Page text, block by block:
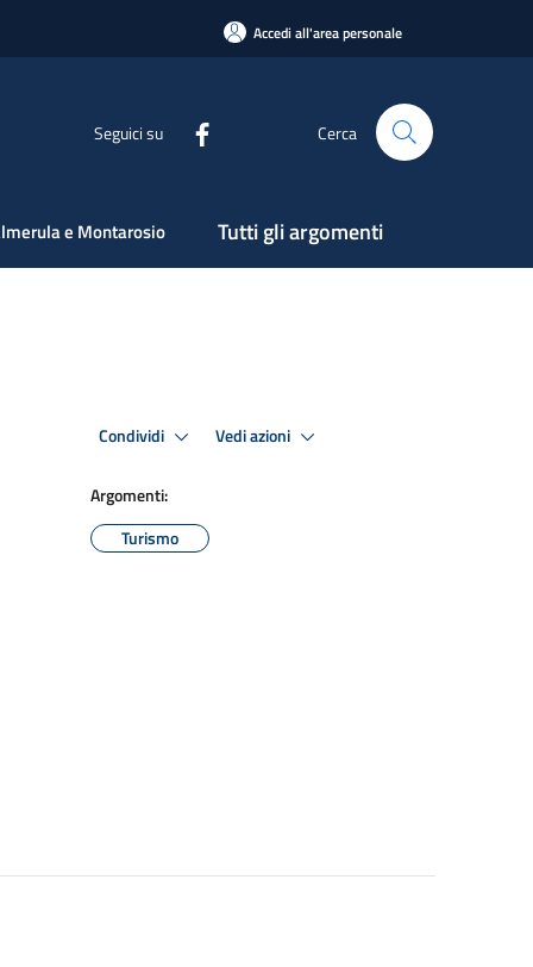
Accedi all'area personale
Seguici su Cerca
e Montarosio Tutti gli argomenti
Condividi Vedi azioni
Argomenti:
Turismo